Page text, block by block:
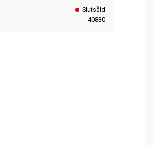
Slutsåld
40830